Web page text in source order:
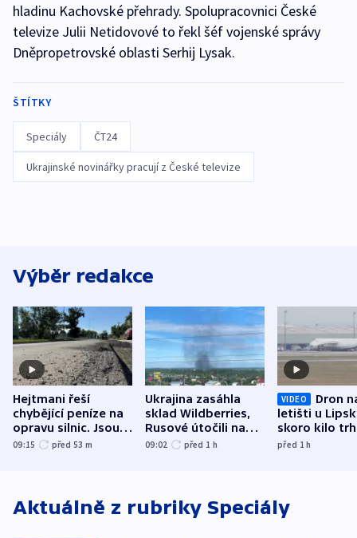
hladinu Kachovské přehrady. Spolupracovnici České
televize Julii Netidovové to řekl šéf vojenské správy
Dněpropetrovské oblasti Serhij Lysak.
ŠTÍTKY
Speciály ČT24
Ukrajinské novinářky pracují z České televize
Výběr redakce
Hejtmani řeší
chybějící peníze na
opravu silnic. Jsou
nenárokové, namítá
09:15 před 53 m
Ukrajina zasáhla
sklad Wildberries,
Rusové útočili na
trh, hasiče či
09:02 před 1 h
VIDEO
Dron
letišti u
skoro kilo
indicie
před 1h
Aktuálně z rubriky Speciály